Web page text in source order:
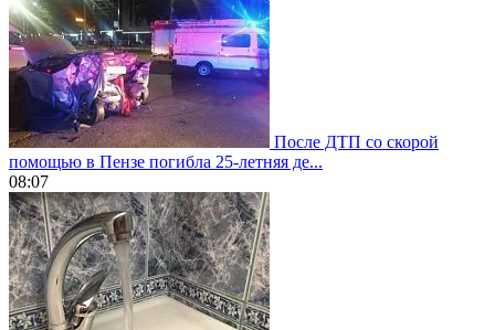
После ДТП со скорой
помощью в Пензе погибла 25-летняя де...
08:07